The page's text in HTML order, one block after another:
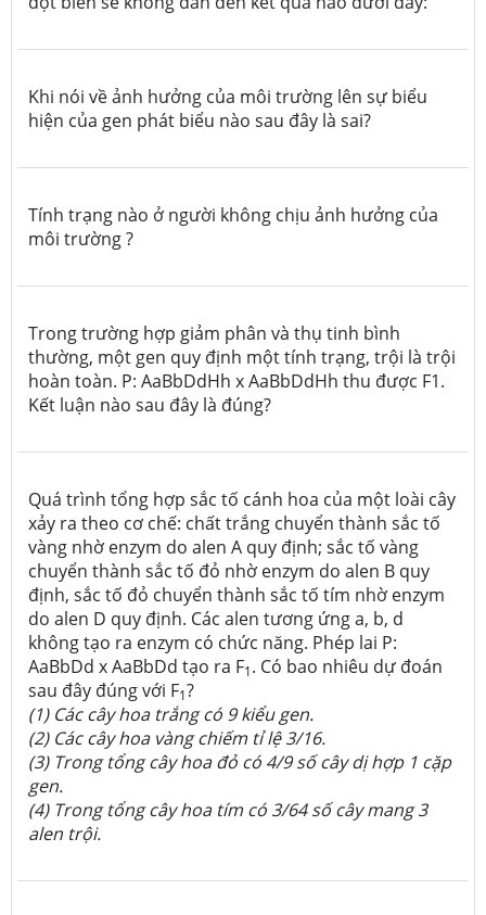
Khi nói về ảnh hưởng của môi trường lên sự biểu
hiện của gen phát biểu nào sau đây là sai?
Tính trạng nào ở người không chịu ảnh hưởng của
môi trường ?
Trong trường hợp giảm phân và thụ tinh bình
thường, một gen quy định một tính trạng, trội là trội
hoàn toàn. P: AaBbDdHh x AaBbDdHh thu được F1.
Kết luận nào sau đây là đúng?
Quá trình tổng hợp sắc tố cánh hoa của một loài cây
xảy ra theo cơ chế: chất trắng chuyển thành sắc tố
vàng nhờ enzym do alen A quy định; sắc tố vàng
chuyển thành sắc tố đỏ nhờ enzym do alen B quy
định, sắc tố đỏ chuyển thành sắc tố tím nhờ enzym
do alen D quy định. Các alen tương ứng a, b, d
không tạo ra enzym có chức năng. Phép lai P:
AaBbDd x AaBbDd tạo ra F1. Có bao nhiêu dự đoán
sau đây đúng với F1?
(1) Các cây hoa trắng có 9 kiểu gen.
(2) Các cây hoa vàng chiếm tỉ lệ 3/16.
(3) Trong tổng cây hoa đỏ có 4/9số cây dị hợp 1 cặp
gen.
(4) Trong tổng cây hoa tím có 3/64số cây mang 3
alen trội.